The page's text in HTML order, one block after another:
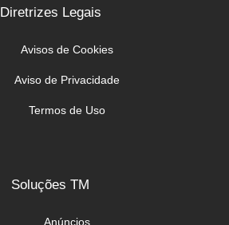
Diretrizes Legais
Avisos de Cookies
Aviso de Privacidade
Termos de Uso
Soluções TM
Anúncios